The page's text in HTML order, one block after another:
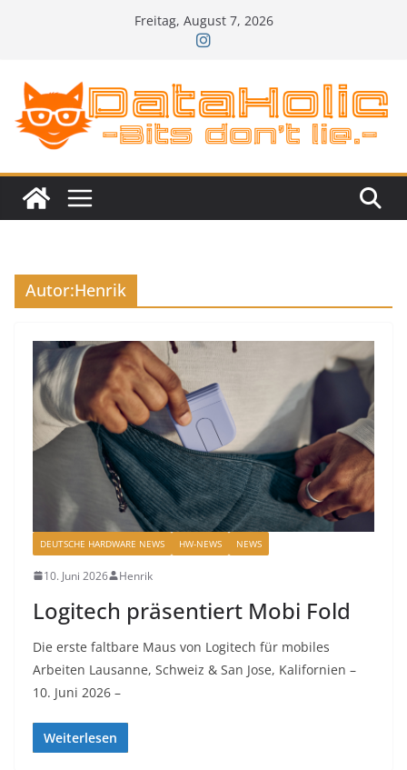
Freitag, August 7, 2026
Autor:Henrik
DEUTSCHE HARDWARE NEWS HW-NEWS NEWS
10. Juni 2026 Henrik
Logitech präsentiert Mobi Fold
Die erste faltbare Maus von Logitech für mobiles
Arbeiten Lausanne, Schweiz & San Jose, Kalifornien –
10. Juni 2026 –
Weiterlesen